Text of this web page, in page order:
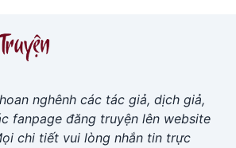
hoan nghênh các tác giả, dịch giả,
fanpage đăng truyện lên website
chi tiết vui lòng nhắn tin trực